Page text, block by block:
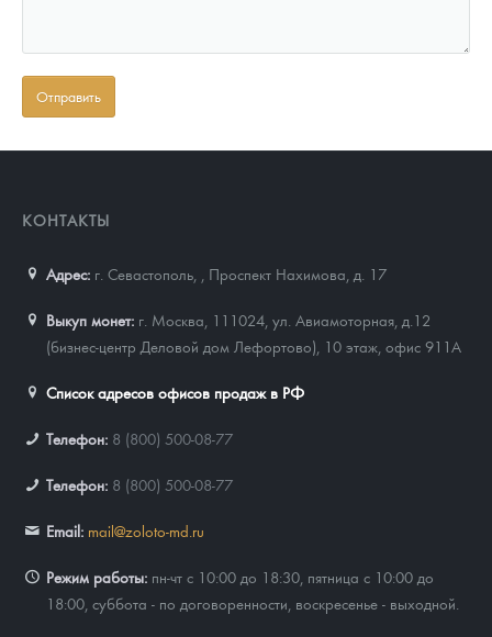
КОНТАКТЫ
Адрес: г. Севастополь, Проспект Нахимова, д. 17
Выкуп монет: г. Москва, 111024, ул. Авиамоторная, д.12
(бизнес-центр Деловой дом Лефортово), 10 этаж, офис 911А
Список адресов офисов продаж в РФ
Телефон: 8 (800) 500-08-77
Телефон: 8 (800) 500-08-77
Email: mail@zoloto-md.ru
Режим работы: пн-чт с 10:00 до 18:30, пятница с 10:00 до
18:00, суббота - по договоренности, воскресенье - выходной.